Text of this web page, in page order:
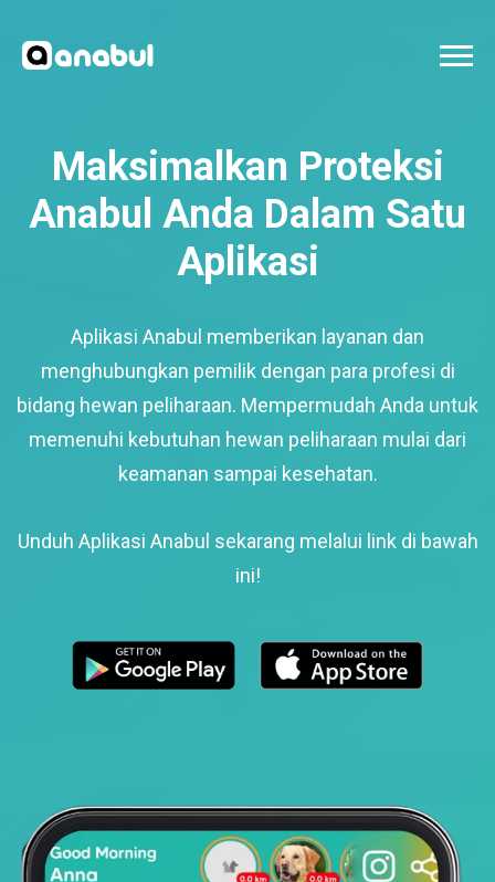
Maksimalkan Proteksi
Anabul Anda Dalam Satu
Aplikasi
Aplikasi Anabul memberikan layanan dan
menghubungkan pemilik dengan para profesi di
bidang hewan peliharaan. Mempermudah Anda untuk
memenuhi kebutuhan hewan peliharaan mulai dari
keamanan sampai kesehatan.
Unduh Aplikasi Anabul sekarang melalui link di bawah
ini!